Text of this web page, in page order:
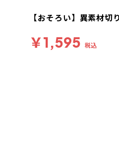
【おそろい】異素材切
￥1,595 税込